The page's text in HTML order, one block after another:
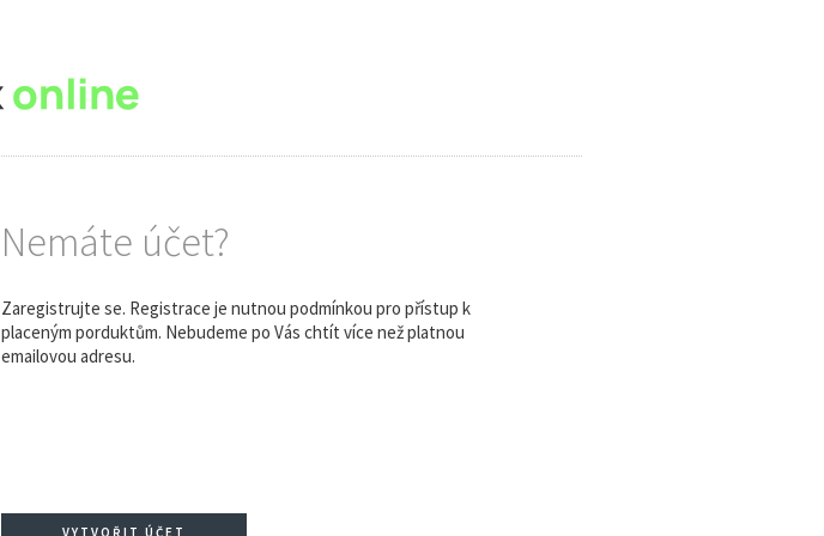
Nemáte účet?
Zaregistrujte se. Registrace je nutnou podmínkou pro přístup k
placeným porduktům. Nebudeme po Vás chtít více než platnou
emailovou adresu.
VYTVOŘIT ÚČET